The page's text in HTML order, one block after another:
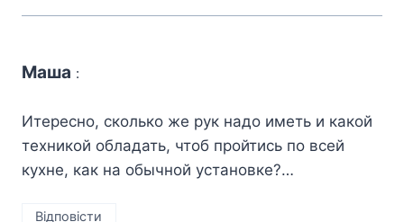
Маша :
Итересно, сколько же рук надо иметь и какой
техникой обладать, чтоб пройтись по всей
кухне, как на обычной установке?…
Відповіcти